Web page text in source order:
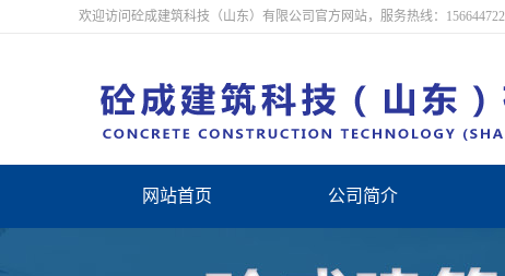
欢迎访问砼成建筑科技（山东）有限公司官方网站，服务热线：
网站首页 公司简介